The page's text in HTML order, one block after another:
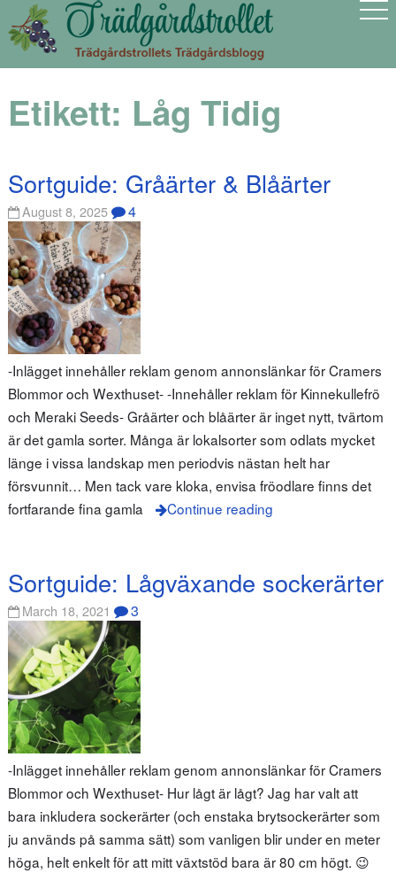
Etikett: Låg Tidig
Sortguide: Gråärter & Blåärter
August 8, 2025 4
-Inlägget innehåller reklam genom annonslänkar för Cramers
Blommor och Wexthuset- -Innehåller reklam för Kinnekullefrö
och Meraki Seeds- Gråärter och blåärter är inget nytt, tvärtom
är det gamla sorter. Många är lokalsorter som odlats mycket
länge i vissa landskap men periodvis nästan helt har
försvunnit… Men tack vare kloka, envisa fröodlare finns det
fortfarande fina gamla
Continue reading
Sortguide: Lågväxande sockerärter
March 18, 2021 3
-Inlägget innehåller reklam genom annonslänkar för Cramers
Blommor och Wexthuset- Hur lågt är lågt? Jag har valt att
bara inkludera sockerärter (och enstaka brytsockerärter som
ju används på samma sätt) som vanligen blir under en meter
höga, helt enkelt för att mitt växtstöd bara är 80 cm högt. 😉